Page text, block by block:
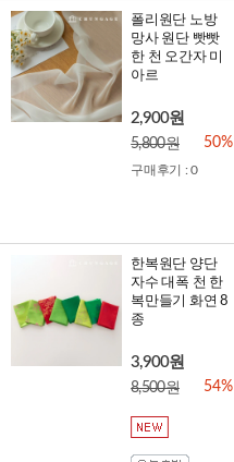
폴리원단 노방
망사 원단 빳빳
한 천 오간자 미
아르
2,900원
5,800원 50%
구매후기 : 0
한복원단 양단
자수 대폭 천 한
복만들기 화연 8
종
3,900원
8,500원 54%